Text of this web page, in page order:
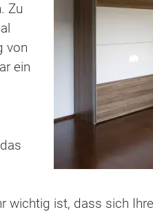
Zu
von
ein
wichtig ist, dass sich